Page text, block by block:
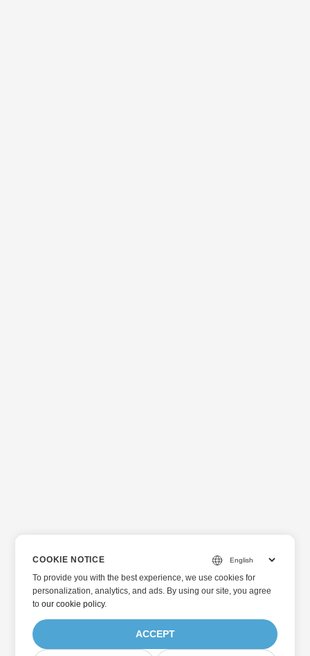
COOKIE NOTICE
To provide you with the best experience, we use cookies for
personalization, analytics, and ads. By using our site, you agree
toour cookie policy.
ACCEPT